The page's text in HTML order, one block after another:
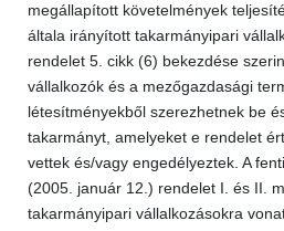
megállapított követelmények
általa irányított takarmányipari
rendelet 5. cikk (6) bekezdése
vállalkozók és a mezőgazdasági
létesítményekből szerezhetnek be
takarmányt, amelyeket e rendelet
vettek és/vagy engedélyeztek. A
(2005. január 12.) rendelet I. és II.
takarmányipari vállalkozásokra